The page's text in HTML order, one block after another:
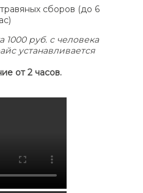
сборов (до 6
1000 руб. с человека
устанавливается
от 2 часов.